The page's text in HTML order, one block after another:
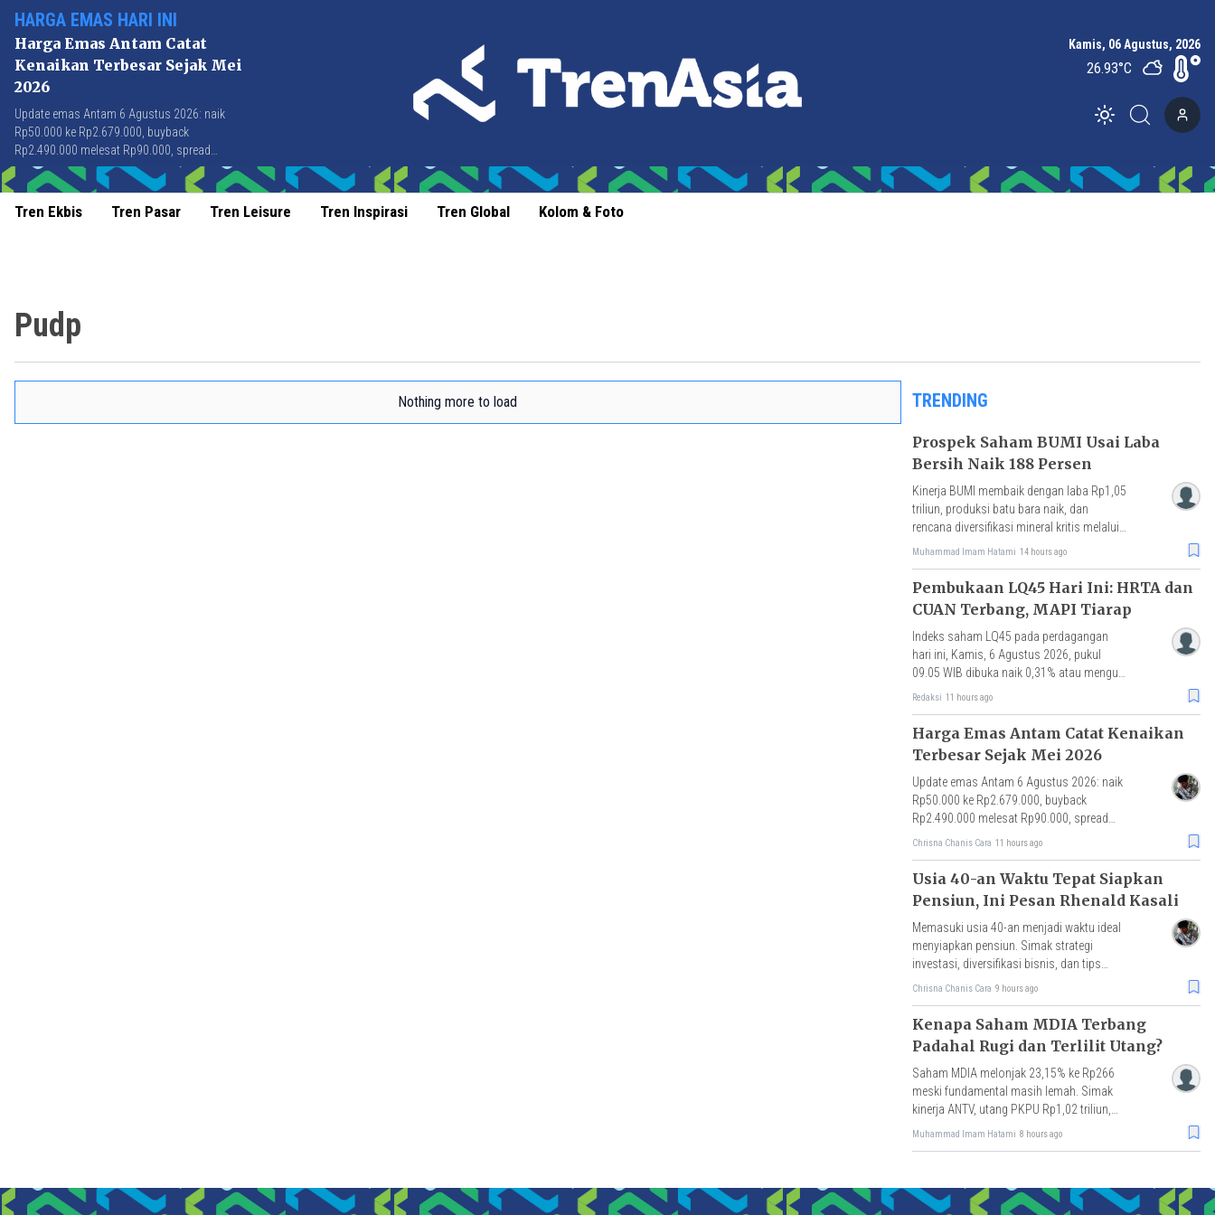
HARGA EMAS HARI INI
Harga Emas Antam Catat
Kenaikan Terbesar Sejak Mei
2026
Update emas Antam 6 Agustus 2026: naik
Rp50.000 ke Rp2.679.000, buyback
Rp2.490.000 melesat Rp90.000, spread
Rp189.000 tersempit sejak awal April 2026.
Kamis, 06 Agustus, 2026
26.93°C
Toggle theme
Tren Ekbis Tren Pasar Tren Leisure Tren Inspirasi Tren Global Kolom & Foto
Pudp
Nothing more to load TRENDING
Prospek Saham BUMI Usai Laba
Bersih Naik 188 Persen
Kinerja BUMI membaik dengan laba Rp1,05
triliun, produksi batu bara naik, dan
rencana diversifikasi mineral kritis melalui
akuisisi Loyal Metals.
Muhammad Imam Hatami 14 hours ago
Pembukaan LQ45 Hari Ini: HRTA dan
CUAN Terbang, MAPI Tiarap
Indeks saham LQ45 pada perdagangan
hari ini, Kamis, 6 Agustus 2026, pukul
09.05 WIB dibuka naik 0,31% atau menguat
2 poin ke level 635,97.
Redaksi 11 hours ago
Harga Emas Antam Catat Kenaikan
Terbesar Sejak Mei 2026
Update emas Antam 6 Agustus 2026: naik
Rp50.000 ke Rp2.679.000, buyback
Rp2.490.000 melesat Rp90.000, spread
Rp189.000 tersempit sejak awal April 2026.
Chrisna Chanis Cara 11 hours ago
Usia 40-an Waktu Tepat Siapkan
Pensiun, Ini Pesan Rhenald Kasali
Memasuki usia 40-an menjadi waktu ideal
menyiapkan pensiun. Simak strategi
investasi, diversifikasi bisnis, dan tips
Rhenald Kasali agar tetap produktif di hari
Chrisna Chanis Cara 9 hours ago
Kenapa Saham MDIA Terbang
Padahal Rugi dan Terlilit Utang?
Saham MDIA melonjak 23,15% ke Rp266
meski fundamental masih lemah. Simak
kinerja ANTV, utang PKPU Rp1,02 triliun,
hingga status UMA dari BEI.
Muhammad Imam Hatami 8 hours ago